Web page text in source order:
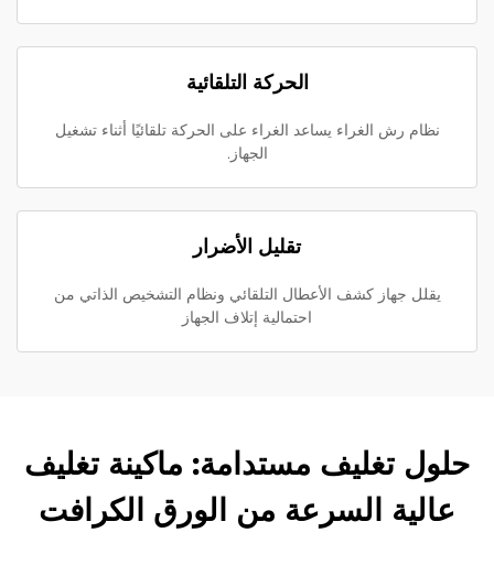
الحركة التلقائية
نظام رش الغراء يساعد الغراء على الحركة تلقائيًا أثناء تشغيل
الجهاز.
تقليل الأضرار
يقلل جهاز كشف الأعطال التلقائي ونظام التشخيص الذاتي من
احتمالية إتلاف الجهاز
حلول تغليف مستدامة: ماكينة تغليف
عالية السرعة من الورق الكرافت